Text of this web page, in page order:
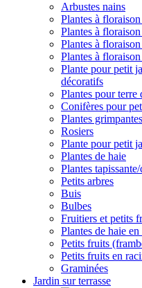
Arbustes nains
Plantes à
Plantes à
Plantes à
Plantes à
Plante pour petit
décoratifs
Plantes pour terre
Conifères pour
Plantes grimpantes
Rosiers
Plante pour petit
Plantes de haie
Plantes
Petits arbres
Buis
Bulbes
Fruitiers et petits
Plantes de haie
Petits fruits
Petits fruits en
Graminées
Jardin sur terrasse